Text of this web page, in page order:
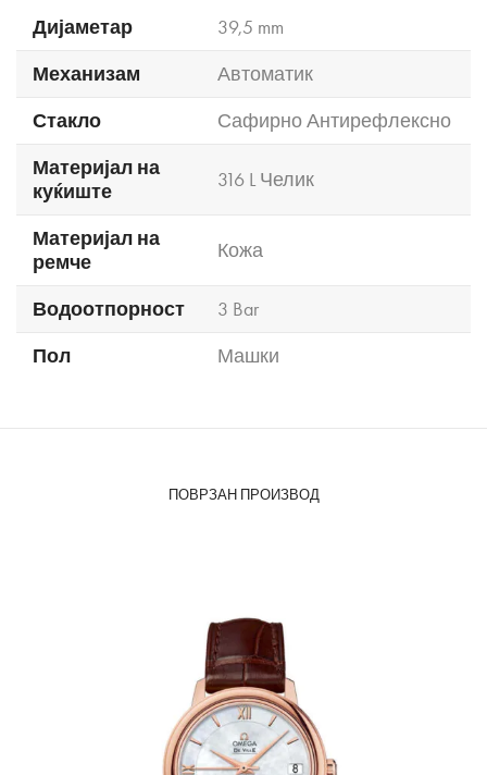
Дијаметар
39,5 mm
Механизам
Автоматик
Стакло
Сафирно Антирефлексно
Материјал на
куќиште
316 L Челик
Материјал на
ремче
Кожа
Водоотпорност
3 Bar
Пол
Машки
ПОВРЗАН ПРОИЗВОД